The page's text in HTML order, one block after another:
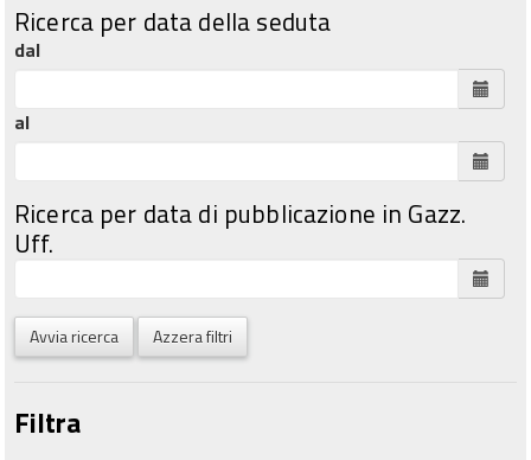
Ricerca per data della seduta
dal
al
Ricerca per data di pubblicazione in Gazz.
Uff.
Avvia ricerca Azzera filtri
Filtra